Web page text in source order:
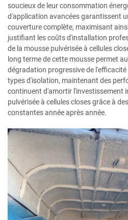
soucieux de leur consommation
d'application avancées garantissent
couverture complète, maximisant
justifiant les coûts d'installation
de la mousse pulvérisée à cellules
long terme de cette mousse permet
dégradation progressive de
types d'isolation, maintenant des
continuent d'amortir l'investissement
pulvérisée à cellules closes grâce à
constantes année après année.